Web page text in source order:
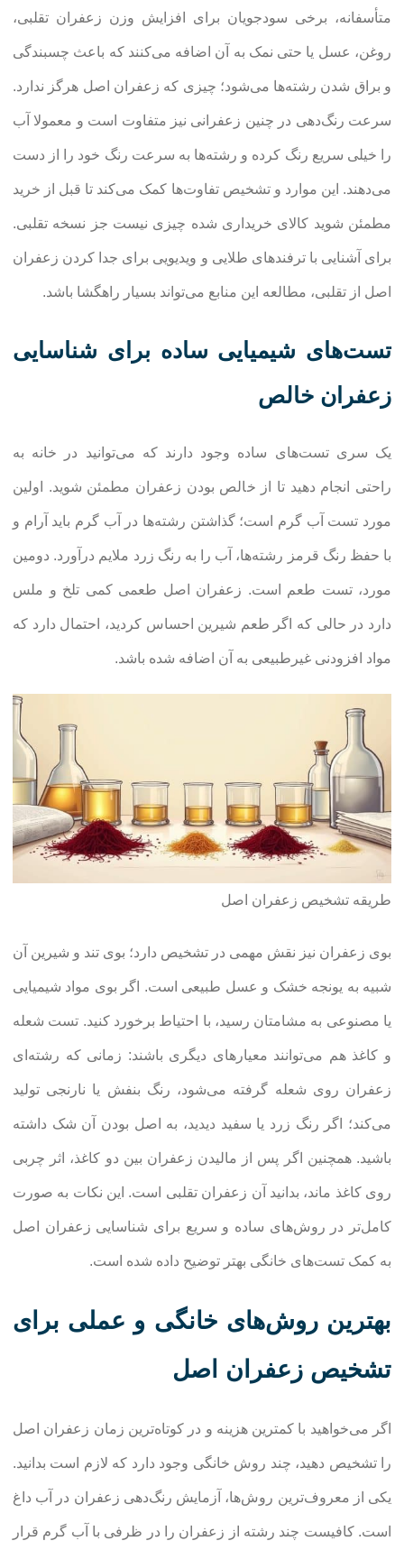
متأسفانه، برخی سودجویان برای افزایش وزن زعفران تقلبی،
روغن، عسل یا حتی نمک به آن اضافه می‌کنند که باعث چسبندگی
و براق شدن رشته‌ها می‌شود؛ چیزی که زعفران اصل هرگز ندارد.
سرعت رنگ‌دهی در چنین زعفرانی نیز متفاوت است و معمولا آب
را خیلی سریع رنگ کرده و رشته‌ها به سرعت رنگ خود را از دست
می‌دهند. این موارد و تشخیص تفاوت‌ها کمک می‌کند تا قبل از خرید
مطمئن شوید کالای خریداری شده چیزی نیست جز نسخه تقلبی.
برای آشنایی با ترفندهای طلایی و ویدیویی برای جدا کردن زعفران
اصل از تقلبی، مطالعه این منابع می‌تواند بسیار راهگشا باشد.
تست‌های شیمیایی ساده برای شناسایی
زعفران خالص
یک سری تست‌های ساده وجود دارند که می‌توانید در خانه به
راحتی انجام دهید تا از خالص بودن زعفران مطمئن شوید. اولین
مورد تست آب گرم است؛ گذاشتن رشته‌ها در آب گرم باید آرام و
با حفظ رنگ قرمز رشته‌ها، آب را به رنگ زرد ملایم درآورد. دومین
مورد، تست طعم است. زعفران اصل طعمی کمی تلخ و ملس
دارد در حالی که اگر طعم شیرین احساس کردید، احتمال دارد که
مواد افزودنی غیرطبیعی به آن اضافه شده باشد.
طریقه تشخیص زعفران اصل
بوی زعفران نیز نقش مهمی در تشخیص دارد؛ بوی تند و شیرین آن
شبیه به یونجه خشک و عسل طبیعی است. اگر بوی مواد شیمیایی
یا مصنوعی به مشامتان رسید، با احتیاط برخورد کنید. تست شعله
و کاغذ هم می‌توانند معیارهای دیگری باشند: زمانی که رشته‌ای
زعفران روی شعله گرفته می‌شود، رنگ بنفش یا نارنجی تولید
می‌کند؛ اگر رنگ زرد یا سفید دیدید، به اصل بودن آن شک داشته
باشید. همچنین اگر پس از مالیدن زعفران بین دو کاغذ، اثر چربی
روی کاغذ ماند، بدانید آن زعفران تقلبی است. این نکات به صورت
کامل‌تر در روش‌های ساده و سریع برای شناسایی زعفران اصل
به کمک تست‌های خانگی بهتر توضیح داده شده است.
بهترین روش‌های خانگی و عملی برای
تشخیص زعفران اصل
اگر می‌خواهید با کمترین هزینه و در کوتاه‌ترین زمان زعفران اصل
را تشخیص دهید، چند روش خانگی وجود دارد که لازم است بدانید.
یکی از معروف‌ترین روش‌ها، آزمایش رنگ‌دهی زعفران در آب داغ
است. کافیست چند رشته از زعفران را در ظرفی با آب گرم قرار